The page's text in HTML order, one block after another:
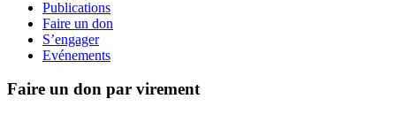
Publications
Faire un don
S’engager
Evénements
Faire un don par virement